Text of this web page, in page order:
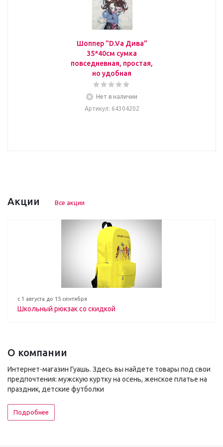
Шоппер "D.Va Дива"
35*40см сумка
повседневная, простая,
но удобная
Нет в наличии
Артикул: 64304202
Акции Все акции
с 1 августа до 15 сентября
Школьный рюкзак со скидкой
О компании
Интернет-магазин Гуашь. Здесь вы найдете товары под свои
предпочтения: мужскую куртку на осень, женское платье на
праздник, детские футболки
Подробнее